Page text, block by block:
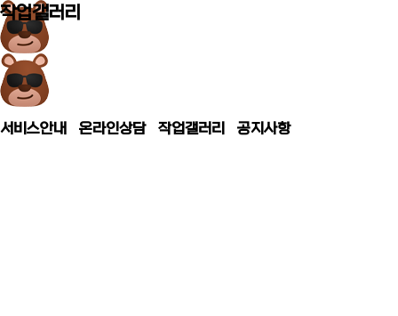
서비스안내 온라인상담 작업갤러리 공지사항
작업갤러리
작업갤러리